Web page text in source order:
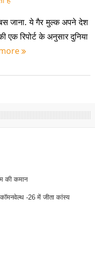
जाना. ये गैर मुल्क अपने देश
एक रिपोर्ट के अनुसार दुनिया
की कमान
कॉमनवेल्थ -26 में जीता कांस्य